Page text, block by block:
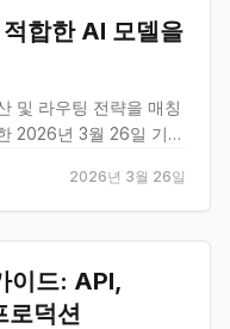
합한 AI 모델을
및 라우팅 전략을 매칭
2026년 3월 26일 기준
2026년 3월 26일
이드: API,
덕션